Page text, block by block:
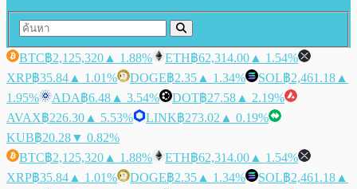
BTC฿2,125,320 ▲ 1.88% ETH฿62,314.00 ▲ 1.54%
XRP฿35.84 ▲ 1.01% DOGE฿2.35 ▲ 1.34% SOL฿2,461.18 ▲
1.95%
ADA฿6.48 ▲ 3.54% DOT฿27.58 ▲ 2.19%
AVAX฿226.30 ▲ 5.53% LINK฿273.02 ▲ 0.19%
KUB฿20.28▼ 0.82%
BTC฿2,125,320 ▲ 1.88% ETH฿62,314.00 ▲ 1.54%
XRP฿35.84 ▲ 1.01% DOGE฿2.35 ▲ 1.34% SOL฿2,461.18 ▲